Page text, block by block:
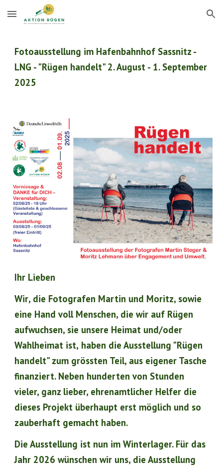
Skip to main content Skip to navigation
Fotoausstellung im Hafenbahnhof Sassnitz -
LNG - "Rügen handelt" 2. August - 1. September
2025
Ihr Lieben
Wir, die Fotografen Martin und Moritz, sowie
eine Hand voll Menschen, die wir auf Rügen
aufwuchsen, sie unsere Heimat und/oder
Wahlheimat ist, haben die Ausstellung "Rügen
handelt" zum grössten Teil, aus eigener Tasche
finanziert. Neben hunderten von Stunden
vieler, ganz lieber, ehrenamtlicher Helfer die
dieses Projekt überhaupt erst möglich und so
zauberhaft gemacht haben.
Die Ausstellung ist nun im Winterlager. Für das
Jahr 2026 wünschen wir uns, die Ausstellung